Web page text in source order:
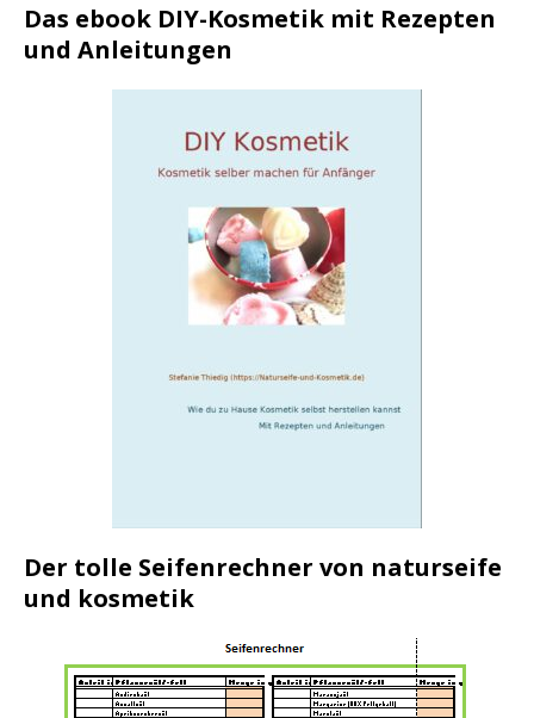
Das ebook DIY-Kosmetik mit Rezepten
und Anleitungen
Der tolle Seifenrechner von naturseife
und kosmetik